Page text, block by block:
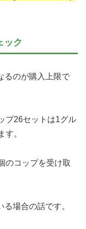
ック
るのが購入上限で
プ26セットは1グル
す。
のコップを受け取
場合の話です。